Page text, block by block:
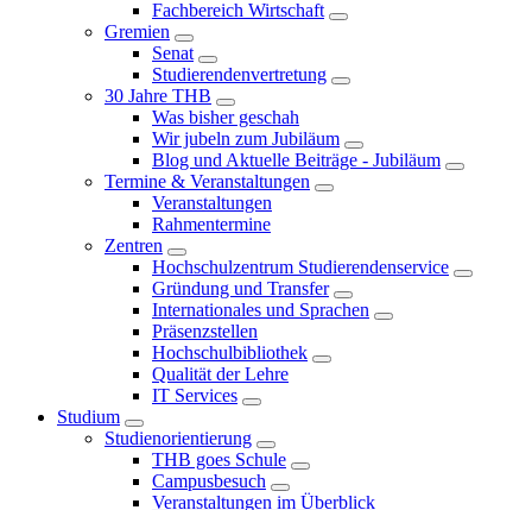
Fachbereich Wirtschaft
Gremien
Senat
Studierendenvertretung
30 Jahre THB
Was bisher geschah
Wir jubeln zum Jubiläum
Blog und Aktuelle Beiträge - Jubiläum
Termine & Veranstaltungen
Veranstaltungen
Rahmentermine
Zentren
Hochschulzentrum Studierendenservice
Gründung und Transfer
Internationales und Sprachen
Präsenzstellen
Hochschulbibliothek
Qualität der Lehre
IT Services
Studium
Studienorientierung
THB goes Schule
Campusbesuch
Veranstaltungen im Überblick